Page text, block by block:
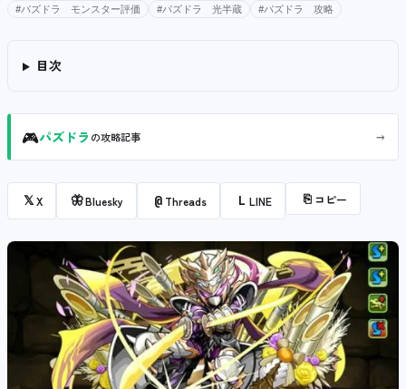
#パズドラ モンスター評価 #パズドラ 光半蔵 #パズドラ 攻略
目次
🎮パズドラの攻略記事 →
𝕏X 🦋Bluesky @ Threads L LINE ⎘ コピー